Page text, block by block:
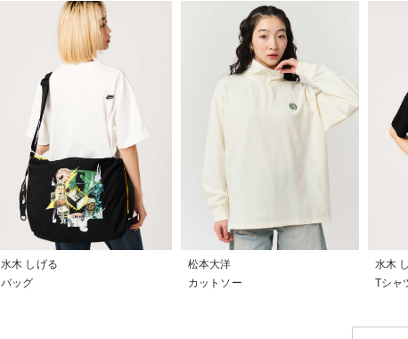
水木 しげる
バッグ
松本大洋
カットソー
水木
Tシャ